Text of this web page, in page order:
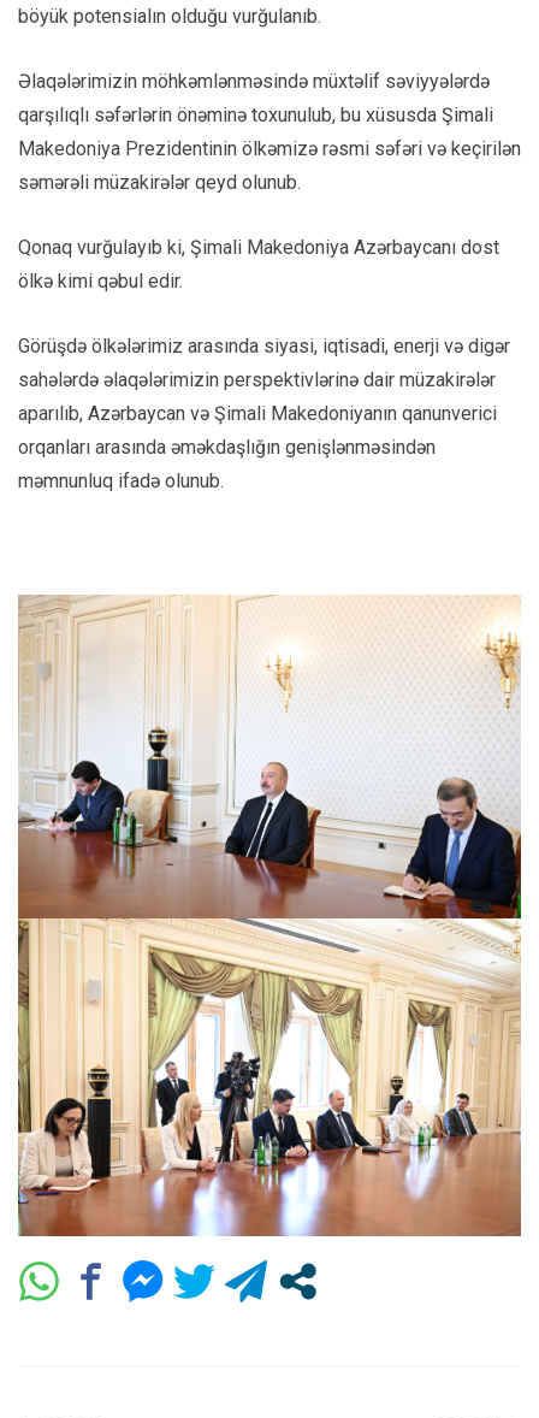
böyük potensialın olduğu vurğulanıb.
Əlaqələrimizin möhkəmlənməsində müxtəlif səviyyələrdə
qarşılıqlı səfərlərin önəminə toxunulub, bu xüsusda Şimali
Makedoniya Prezidentinin ölkəmizə rəsmi səfəri və keçirilən
səmərəli müzakirələr qeyd olunub.
Qonaq vurğulayıb ki, Şimali Makedoniya Azərbaycanı dost
ölkə kimi qəbul edir.
Görüşdə ölkələrimiz arasında siyasi, iqtisadi, enerji və digər
sahələrdə əlaqələrimizin perspektivlərinə dair müzakirələr
aparılıb, Azərbaycan və Şimali Makedoniyanın qanunverici
orqanları arasında əməkdaşlığın genişlənməsindən
məmnunluq ifadə olunub.